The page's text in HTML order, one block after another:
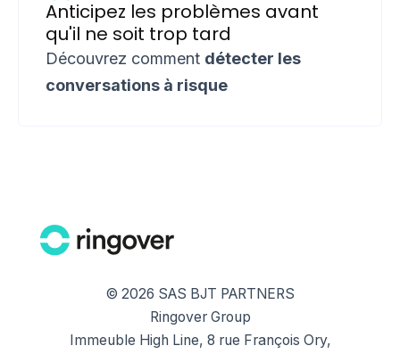
Anticipez les problèmes avant
qu'il ne soit trop tard
Découvrez comment détecter les
conversations à risque
© 2026 SAS BJT PARTNERS
Ringover Group
Immeuble High Line, 8 rue François Ory,